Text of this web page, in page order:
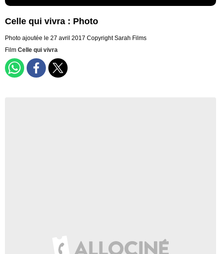
Celle qui vivra : Photo
Photo ajoutée le 27 avril 2017 Copyright Sarah Films
Film Celle qui vivra